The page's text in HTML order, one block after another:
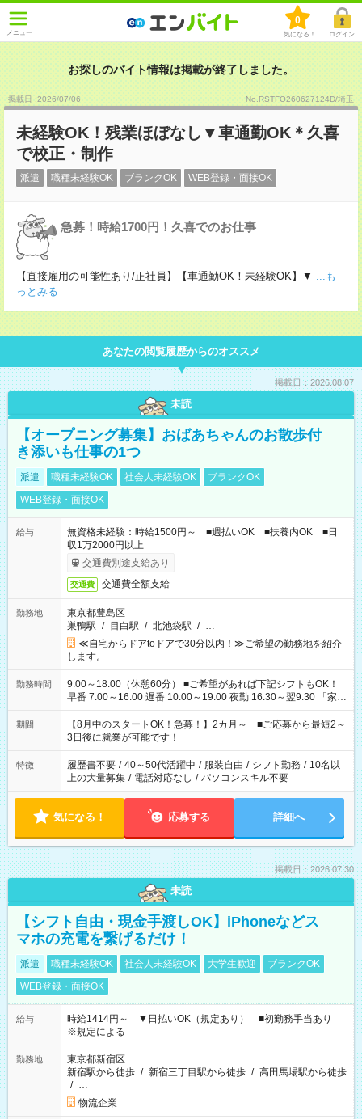
メニュー
0
気になる！ ログイン
お探しのバイト情報は掲載が終了しました。
掲載日 :2026/07/06 No.RSTFO260627124D/埼玉
未経験OK！残業ほぼなし▼車通勤OK＊久喜
で校正・制作
派遣 職種未経験OK ブランクOK WEB登録・面接OK
急募！時給1700円！久喜でのお仕事
【直接雇用の可能性あり/正社員】【車通勤OK！未経験OK】▼ ...も
っとみる
あなたの閲覧履歴からのオススメ
掲載日：2026.08.07
未読
【オープニング募集】おばあちゃんのお散歩付
き添いも仕事の1つ
派遣 職種未経験OK 社会人未経験OK
ブランクOK
WEB登録・面接OK
給与
無資格未経験：時給1500円～ ■週払いOK ■扶養内OK ■日
収1万2000円以上
交通費別途支給あり
交通費 交通費全額支給
勤務地
東京都豊島区
巣鴨駅 / 目白駅 / 北池袋駅 / …
≪自宅からドアtoドアで30分以内！≫ご希望の勤務地を紹介
します。
勤務時間
9:00～18:00（休憩60分） ■ご希望があれば下記シフトもOK！
早番 7:00～16:00 遅番 10:00～19:00 夜勤 16:30～翌9:30 「家族
と休みを合わせたい」 「余裕を持って夕飯の準備がしたい」
「できれば残業はしたくない」 など、ご希望を教えてください
ね。 ※Wワーク希望の方へ 今ご覧のお仕事で希望する勤務時間
と、もう1つのお仕事の勤務時間。 合計で週40時間を超える場
合は応募できません。
期間
【8月中のスタートOK！急募！】2カ月～ ■ご応募から最短2～
3日後に就業が可能です！
特徴 履歴書不要 / 40～50代活躍中 / 服装自由 / シフト勤務 / 10名以
上の大量募集 / 電話対応なし / パソコンスキル不要
気になる！ 応募する 詳細へ
掲載日：2026.07.30
未読
【シフト自由・現金手渡しOK】iPhoneなどス
マホの充電を繋げるだけ！
派遣 職種未経験OK 社会人未経験OK 大学生歓迎
ブランクOK
WEB登録・面接OK
給与
時給1414円～ ▼日払いOK（規定あり） ■初勤務手当あり
※規定による
勤務地
東京都新宿区
新宿駅から徒歩 / 新宿三丁目駅から徒歩 / 高田馬場駅から徒歩
/ …
物流企業